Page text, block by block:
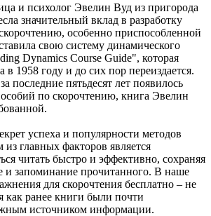
и психолог Эвелин Вуд из пригорода
значительный вклад в разработку
особенно приспособленной
свою систему динамического
Dynamics Course Guide", которая
в 1958 году и до сих пор переиздается.
последние пятьдесят лет появилось
по скорочтению, книга Эвелин
успеха и популярности методов
главных факторов является
читать быстро и эффективно, сохраняя
и запоминание прочитанного. В наше
для скорочтения бесплатно – не
как ранее книги были почти
источником информации.